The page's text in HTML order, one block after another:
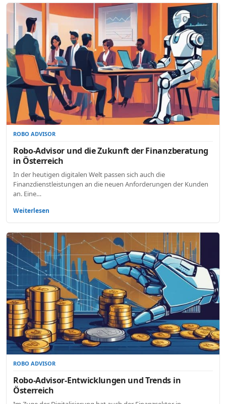
ROBO ADVISOR
Robo-Advisor und die Zukunft der Finanzberatung
in Österreich
In der heutigen digitalen Welt passen sich auch die
Finanzdienstleistungen an die neuen Anforderungen der Kunden
an. Eine…
Weiterlesen
ROBO ADVISOR
Robo-Advisor-Entwicklungen und Trends in
Österreich